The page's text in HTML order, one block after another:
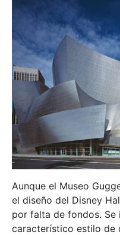
Aunque el Museo
el diseño del Disney
por falta de fondos. Se
característico estilo de